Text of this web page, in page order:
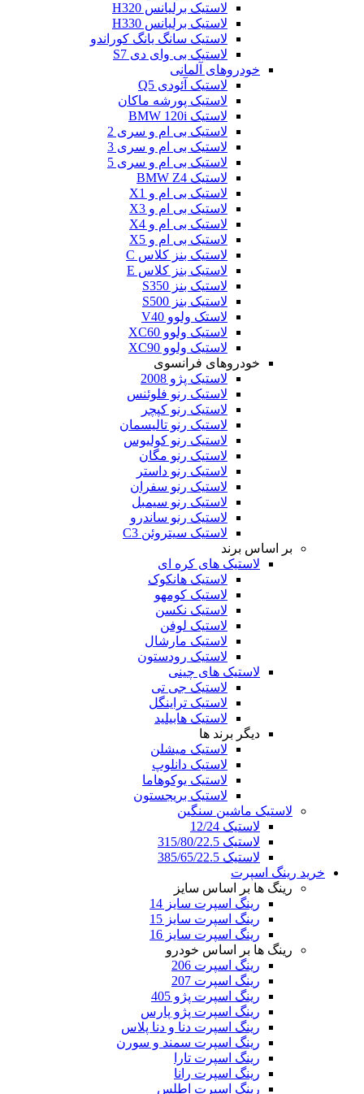
لاستیک برلیانس H320
لاستیک برلیانس H330
لاستیک سانگ یانگ کوراندو
لاستیک بی وای دی S7
خودروهای آلمانی
لاستیک آئودی Q5
لاستیک پورشه ماکان
لاستیک BMW 120i
لاستیک بی ام و سری 2
لاستیک بی ام و سری 3
لاستیک بی ام و سری 5
لاستیک BMW Z4
لاستیک بی ام و X1
لاستیک بی ام و X3
لاستیک بی ام و X4
لاستیک بی ام و X5
لاستیک بنز کلاس C
لاستیک بنز کلاس E
لاستیک بنز S350
لاستیک بنز S500
لاستک ولوو V40
لاستیک ولوو XC60
لاستیک ولوو XC90
خودروهای فرانسوی
لاستیک پژو 2008
لاستیک رنو فلوئنس
لاستیک رنو کپچر
لاستیک رنو تالیسمان
لاستیک رنو کولیوس
لاستیک رنو مگان
لاستیک رنو داستر
لاستیک رنو سفران
لاستیک رنو سیمبل
لاستیک رنو ساندرو
لاستیک سیتروئن C3
بر اساس برند
لاستیک های کره ای
لاستیک هانکوک
لاستیک کومهو
لاستیک نکسن
لاستیک لوفن
لاستیک مارشال
لاستیک رودستون
لاستیک های چینی
لاستیک جی تی
لاستیک تراینگل
لاستیک هابیلید
دیگر برند ها
لاستیک میشلن
لاستیک دانلوپ
لاستیک یوکوهاما
لاستیک بریجستون
لاستیک ماشین سنگین
لاستیک 12/24
لاستیک 315/80/22.5
لاستیک 385/65/22.5
خرید رینگ اسپرت
رینگ ها بر اساس سایز
رینگ اسپرت سایز 14
رینگ اسپرت سایز 15
رینگ اسپرت سایز 16
رینگ ها بر اساس خودرو
رینگ اسپرت 206
رینگ اسپرت 207
رینگ اسپرت پژو 405
رینگ اسپرت پژو پارس
رینگ اسپرت دنا و دنا پلاس
رینگ اسپرت سمند و سورن
رینگ اسپرت تارا
رینگ اسپرت رانا
رینگ اسپرت اطلس